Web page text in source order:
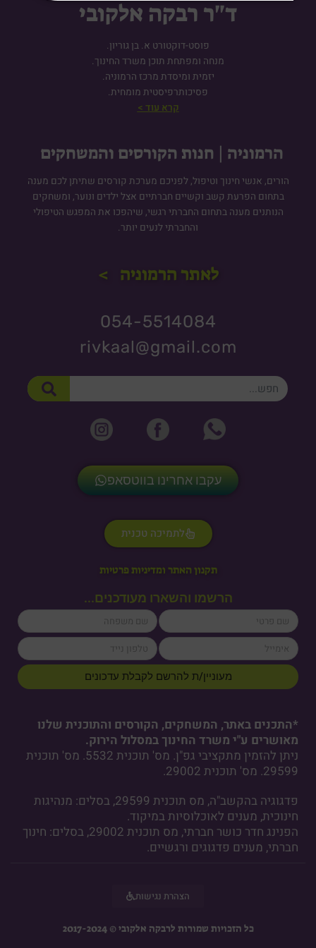
ד"ר רבקה אלקובי
פוסט-דוקטורט א. בן גוריון.
מנחה ומפתחת תוכן משרד החינוך.
יזמית ומיסדת מרכז הרמוניה.
פסיכותרפיסטית מומחית.
קרא עוד >
הרמוניה | חנות הקורסים והמשחקים
הורים, אנשי חינוך וטיפול, לפניכם מערכת קורסים שתיתן לכם מענה
בתחום הפרעת קשב וקשיים חברתיים אצל ילדים ונוער, ומשחקים
הנותנים מענה בתחום החברתי רגשי, שיהפכו את המפגש הטיפולי
והחברתי לנעים יותר.
לאתר הרמוניה >
054-5514084
rivkaal@gmail.com
חיפוש
עקבו אחרינו בווטסאפ
לתמיכה טכנית
תקנון האתר ומדיניות פרטיות
*התכנים באתר, המשחקים, הקורסים והתוכנית שלנו
מאושרים ע"י משרד החינוך במסלול הירוק.
ניתן להזמין מתקציבי גפ"ן. מס' תוכנית 5532. מס' תוכנית
29599. מס' תוכנית 29002.
פדגוגיה בהקשב"ה, מס תוכנית 29599, בסלים: מנהיגות
חינוכית, מענים לאוכלוסיות במיקוד.
הפנינג חדר כושר חברתי, מס תוכנית 29002, בסלים: חינוך
חברתי, מענים פדגוגים ורגשיים.
הרשמו והשארו מעודכנים...
firstName
lastName
email
cellPhone
מעוניין/ת להרשם לקבלת עדכונים
כל הזכויות שמורות לרבקה אלקובי © 2017-2024
הצהרת נגישות